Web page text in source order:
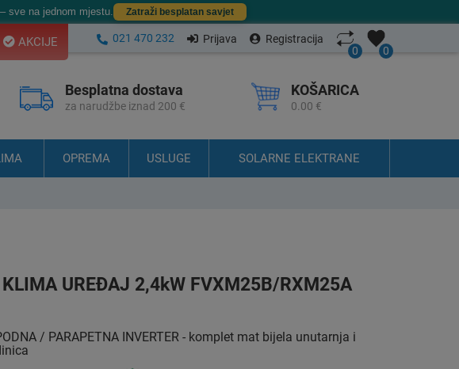
– sve na jednom mjestu. Zatraži besplatan savjet
AKCIJE 021 470 232 Prijava
Registracija
0
0
Besplatna dostava
za narudžbe iznad 200 €
KOŠARICA
0.00 €
OPREMA USLUGE SOLARNE ELEKTRANE
KLIMA UREĐAJ 2,4kW FVXM25B/RXM25A
/ PARAPETNA INVERTER - komplet mat bijela unutarnja i